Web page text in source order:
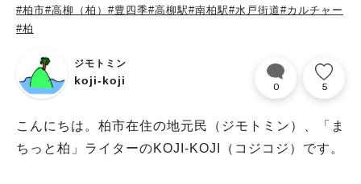
#柏市#高柳（柏） #豊四季#高柳駅#南柏駅#水戸街道#カルチャー
#柏
ジモトミン
koji-koji 0 5
こんにちは。柏市在住の地元民（ジモトミン）、「ま
ちっと柏」ライターのKOJI-KOJI（コジコジ）です。